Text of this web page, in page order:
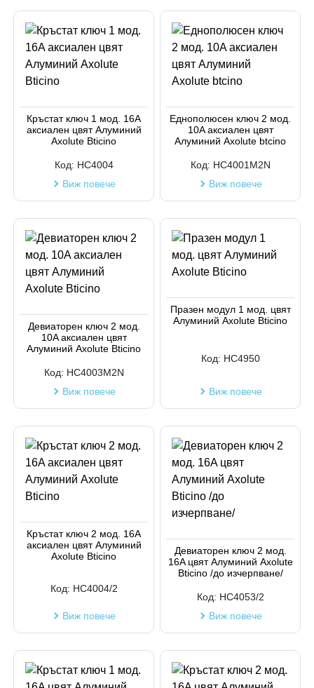
Кръстат ключ 1 мод. 16A
аксиален цвят Алуминий
Axolute Bticino
Код: HC4004
Виж повече
Еднополюсен ключ 2 мод.
10A аксиален цвят
Алуминий Axolute btcino
Код: HC4001M2N
Виж повече
Девиаторен ключ 2 мод.
10A аксиален цвят
Алуминий Axolute Bticino
Код: HC4003M2N
Виж повече
Празен модул 1 мод. цвят
Алуминий Axolute Bticino
Код: HC4950
Виж повече
Кръстат ключ 2 мод. 16A
аксиален цвят Алуминий
Axolute Bticino
Код: HC4004/2
Виж повече
Девиаторен ключ 2 мод.
16A цвят Алуминий Axolute
Bticino /до изчерпване/
Код: HC4053/2
Виж повече